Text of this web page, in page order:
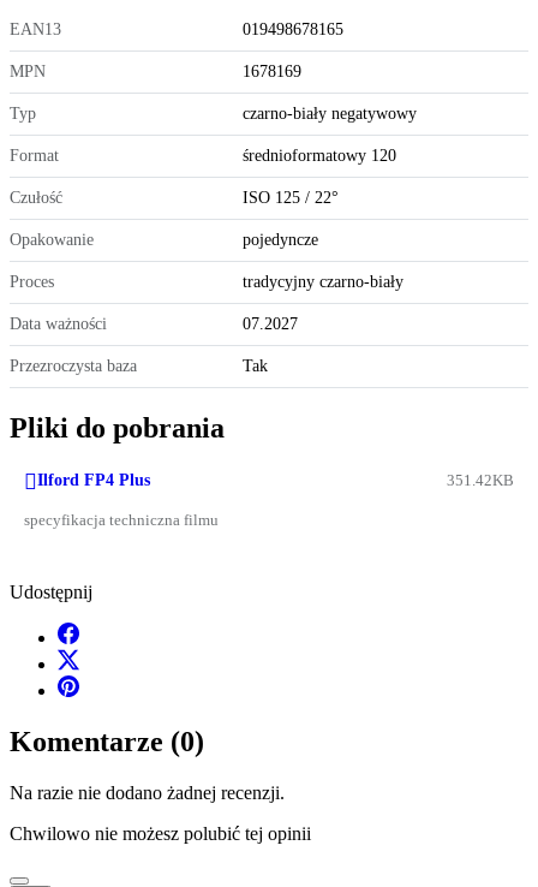
EAN13 019498678165
MPN 1678169
Typ czarno-biały negatywowy
Format średnioformatowy 120
Czułość ISO 125 / 22°
Opakowanie pojedyncze
Proces tradycyjny czarno-biały
Data ważności 07.2027
Przezroczysta baza Tak
Pliki do pobrania
Ilford FP4 Plus 351.42KB
specyfikacja techniczna filmu
Udostępnij
Komentarze (0)
Na razie nie dodano żadnej recenzji.
Chwilowo nie możesz polubić tej opinii